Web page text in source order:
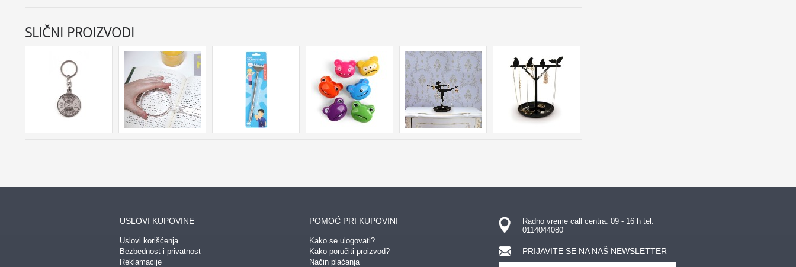
SLIČNI PROIZVODI
USLOVI KUPOVINE
Uslovi korišćenja
Bezbednost i privatnost
Reklamacije
POMOĆ PRI KUPOVINI
Kako se ulogovati?
Kako poručiti proizvod?
Način plaćanja
Radno vreme call centra: 09 - 16 h tel:
0114044080
PRIJAVITE SE NA NAŠ NEWSLETTER